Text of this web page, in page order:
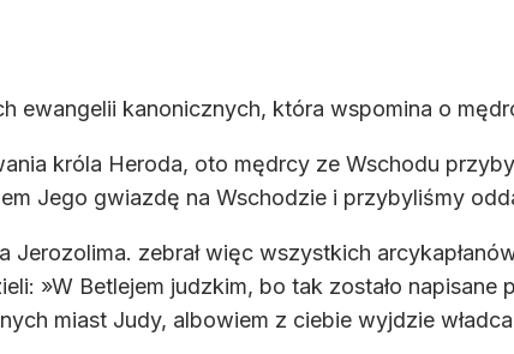
ewangelii kanonicznych, która wspomina o
króla Heroda, oto mędrcy ze Wschodu
Jego gwiazdę na Wschodzie i przybyliśmy
Jerozolima. zebrał więc wszystkich
»W Betlejem judzkim, bo tak zostało napisane
miast Judy, albowiem z ciebie wyjdzie